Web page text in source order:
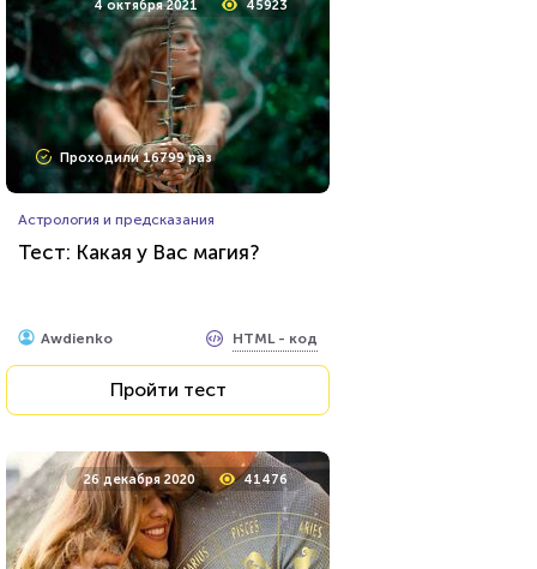
4 октября 2021 45923
Проходили 16799 раз
Астрология и предсказания
Тест: Какая у Вас магия?
Awdienko HTML - код
Пройти тест
26 декабря 2020 41476